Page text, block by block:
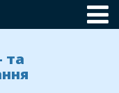
та